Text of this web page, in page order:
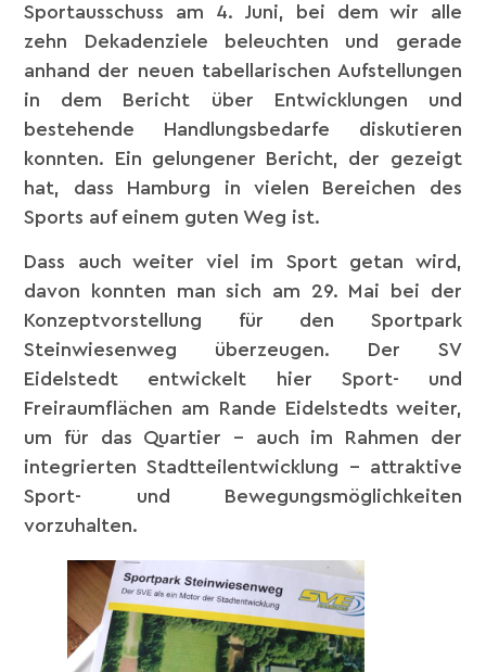
Sportausschuss am 4. Juni, bei dem wir alle
zehn Dekadenziele beleuchten und gerade
anhand der neuen tabellarischen Aufstellungen
in dem Bericht über Entwicklungen und
bestehende Handlungsbedarfe diskutieren
konnten. Ein gelungener Bericht, der gezeigt
hat, dass Hamburg in vielen Bereichen des
Sports auf einem guten Weg ist.
Dass auch weiter viel im Sport getan wird,
davon konnten man sich am 29. Mai bei der
Konzeptvorstellung für den Sportpark
Steinwiesenweg überzeugen. Der SV
Eidelstedt entwickelt hier Sport- und
Freiraumflächen am Rande Eidelstedts weiter,
um für das Quartier – auch im Rahmen der
integrierten Stadtteilentwicklung – attraktive
Sport- und Bewegungsmöglichkeiten
vorzuhalten.